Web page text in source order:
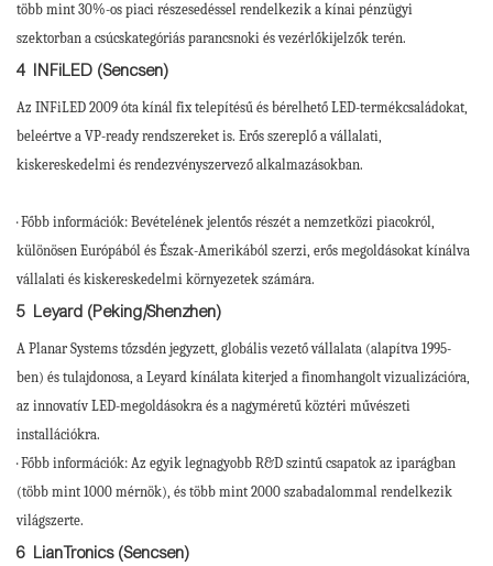
több mint 30%-os piaci részesedéssel rendelkezik a kínai pénzügyi
szektorban a csúcskategóriás parancsnoki és vezérlőkijelzők terén.
4 INFiLED (Sencsen)
Az INFiLED 2009 óta kínál fix telepítésű és bérelhető LED-termékcsaládokat,
beleértve a VP-ready rendszereket is. Erős szereplő a vállalati,
kiskereskedelmi és rendezvényszervező alkalmazásokban.
· Főbb információk: Bevételének jelentős részét a nemzetközi piacokról,
különösen Európából és Észak-Amerikából szerzi, erős megoldásokat kínálva
vállalati és kiskereskedelmi környezetek számára.
5 Leyard (Peking/Shenzhen)
A Planar Systems tőzsdén jegyzett, globális vezető vállalata (alapítva 1995-
ben) és tulajdonosa, a Leyard kínálata kiterjed a finomhangolt vizualizációra,
az innovatív LED-megoldásokra és a nagyméretű köztéri művészeti
installációkra.
· Főbb információk: Az egyik legnagyobb R&D szintű csapatok az iparágban
(több mint 1000 mérnök), és több mint 2000 szabadalommal rendelkezik
világszerte.
6 LianTronics (Sencsen)